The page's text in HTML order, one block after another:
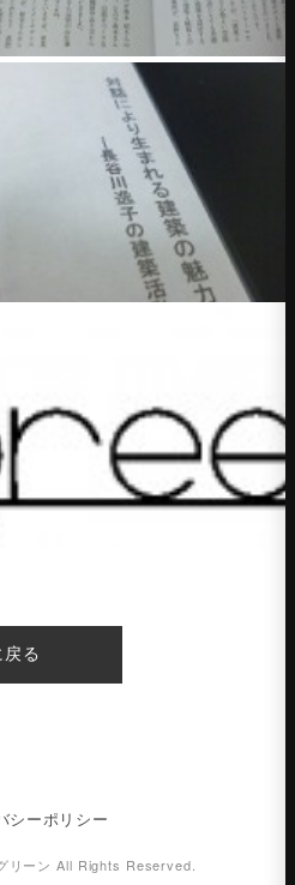
る
シーポリシー
リーン All Rights Reserved.